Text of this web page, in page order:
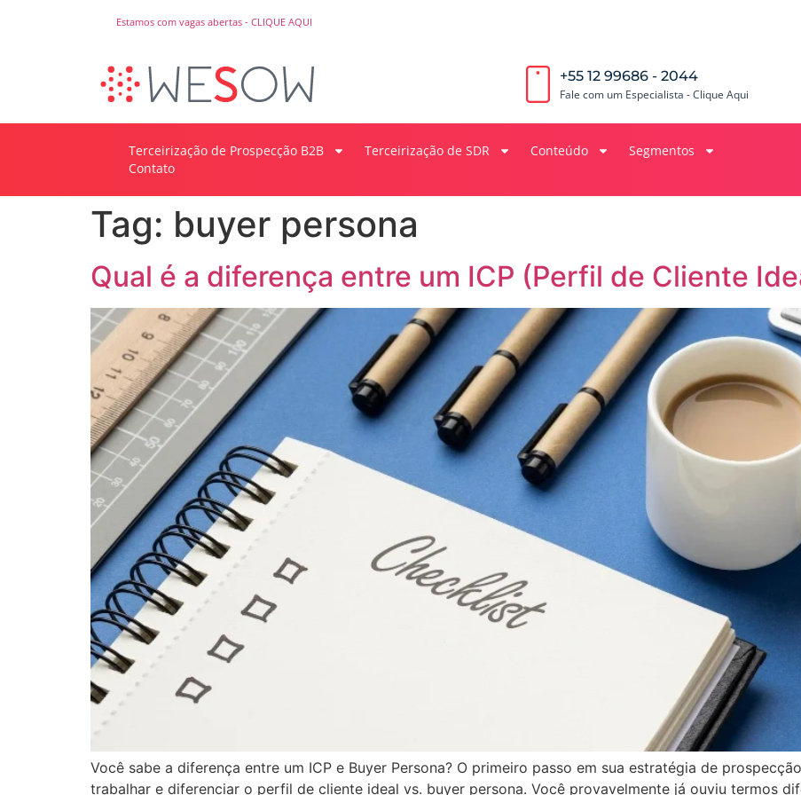
Estamos com vagas abertas - CLIQUE AQUI
+55 12 99686 - 2044
Fale com um Especialista - Clique Aqui
Terceirização de Prospecção B2B Terceirização de SDR Conteúdo
Segmentos
Contato
Tag: buyer persona
Qual é a diferença entre um ICP (Perfil de Cliente
Você sabe a diferença entre um ICP e Buyer Persona? O primeiro passo em sua estratégia de
trabalhar e diferenciar o perfil de cliente ideal vs. buyer persona. Você provavelmente já ouviu termos